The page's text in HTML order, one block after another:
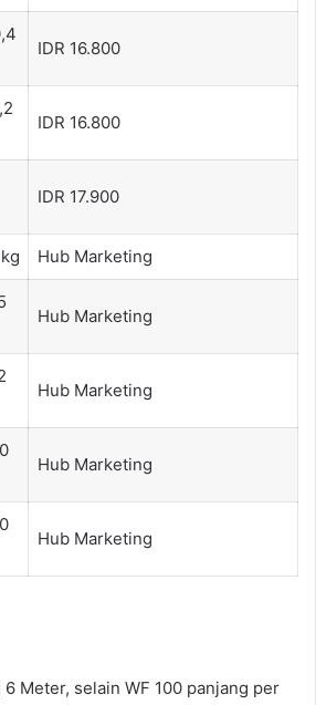
IDR 16.800
IDR 16.800
IDR 17.900
Hub Marketing
Hub Marketing
Hub Marketing
Hub Marketing
Hub Marketing
6 Meter, selain WF 100 panjang per